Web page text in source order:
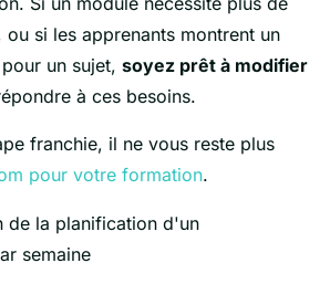
si les apprenants montrent un
un sujet, soyez prêt à modifier
à ces besoins.
franchie, il ne vous reste plus
pour votre formation.